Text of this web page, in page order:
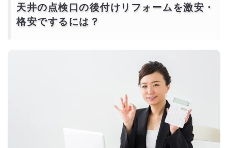
天井の点検口の後付けリフォームを激安・
格安でするには？